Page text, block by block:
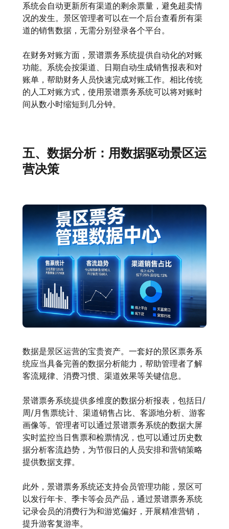
系统会自动更新所有渠道的剩余票量，避免超卖情
况的发生。景区管理者可以在一个后台查看所有渠
道的销售数据，无需分别登录各个平台。
在财务对账方面，景谱票务系统提供自动化的对账
功能。系统会按渠道、日期自动生成销售报表和对
账单，帮助财务人员快速完成对账工作。相比传统
的人工对账方式，使用景谱票务系统可以将对账时
间从数小时缩短到几分钟。
五、数据分析：用数据驱动景区运
营决策
数据是景区运营的宝贵资产。一套好的景区票务系
统应当具备完善的数据分析能力，帮助管理者了解
客流规律、消费习惯、渠道效果等关键信息。
景谱票务系统提供多维度的数据分析报表，包括日/
周/月售票统计、渠道销售占比、客源地分析、游客
画像等。管理者可以通过景谱票务系统的数据大屏
实时监控当日售票和检票情况，也可以通过历史数
据分析客流趋势，为节假日的人员安排和营销策略
提供数据支撑。
此外，景谱票务系统还支持会员管理功能，景区可
以发行年卡、季卡等会员产品，通过景谱票务系统
记录会员的消费行为和游览偏好，开展精准营销，
提升游客复游率。